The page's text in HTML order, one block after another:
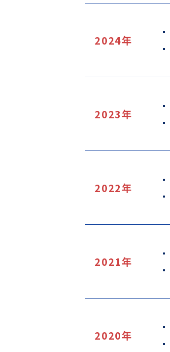
2024年
2023年
2022年
2021年
2020年